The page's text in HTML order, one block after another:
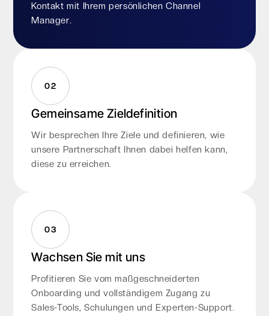
Kontakt mit Ihrem persönlichen Channel
Manager.
02
Gemeinsame Zieldefinition
Wir besprechen Ihre Ziele und definieren, wie
unsere Partnerschaft Ihnen dabei helfen kann,
diese zu erreichen.
03
Wachsen Sie mit uns
Profitieren Sie vom maßgeschneiderten
Onboarding und vollständigem Zugang zu
Sales-Tools, Schulungen und Experten-Support.